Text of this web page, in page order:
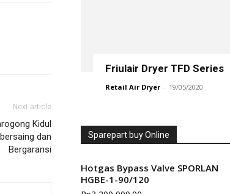
Next article
Kidul
dan
Bergaransi
Friulair Dryer TFD Series
Retail Air Dryer - 19/05/2020
Sparepart buy Online
Hotgas Bypass Valve SPORLAN
HGBE-1-90/120